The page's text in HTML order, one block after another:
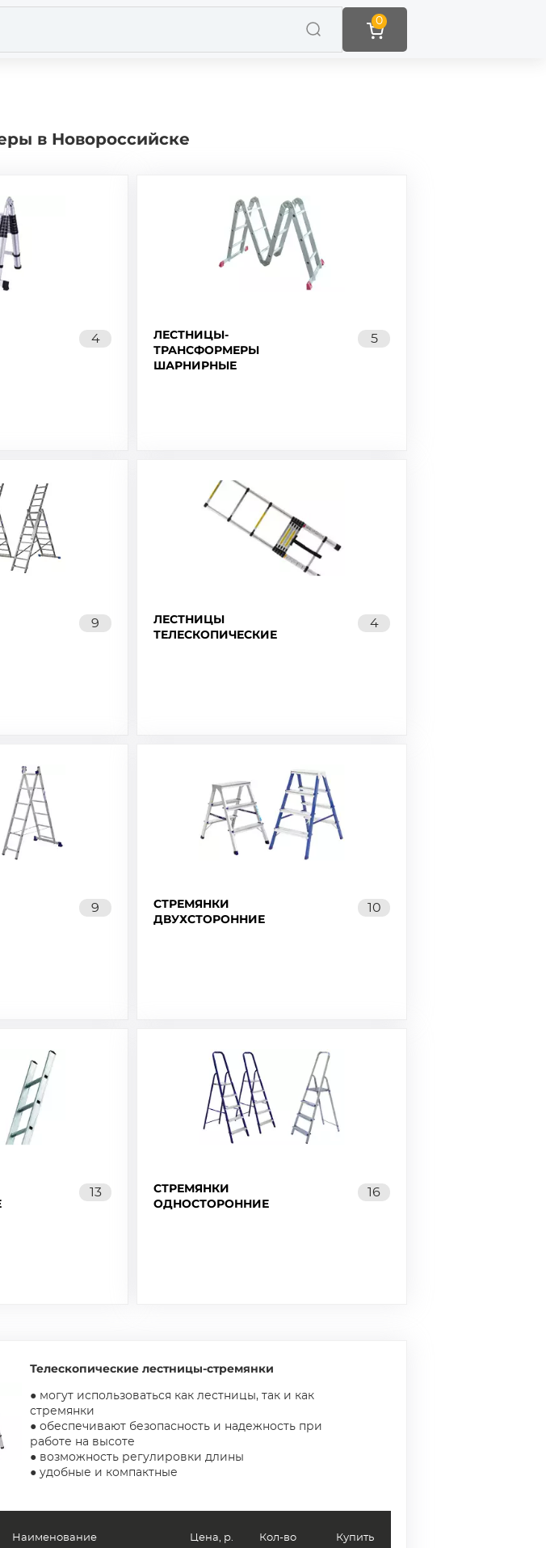
0
в Новороссийске
4
ЛЕСТНИЦЫ-
ТРАНСФОРМЕРЫ
ШАРНИРНЫЕ
5
9
ЛЕСТНИЦЫ
ТЕЛЕСКОПИЧЕСКИЕ
4
9
СТРЕМЯНКИ
ДВУХСТОРОННИЕ
10
13
СТРЕМЯНКИ
ОДНОСТОРОННИЕ
16
Телескопические лестницы-стремянки
● могут использоваться как лестницы, так и как
стремянки
● обеспечивают безопасность и надежность при
работе на высоте
● возможность регулировки длины
● удобные и компактные
Наименование Цена, р. Кол-во Купить